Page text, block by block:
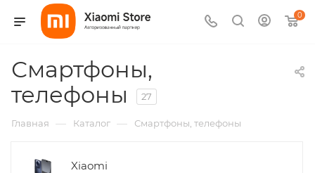
0
Смартфоны,
телефоны
27
Главная — Каталог — Смартфоны, телефоны
Xiaomi